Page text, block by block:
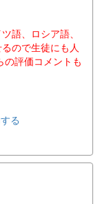
語、ロシア語、
ので生徒にも人
評価コメントも
る